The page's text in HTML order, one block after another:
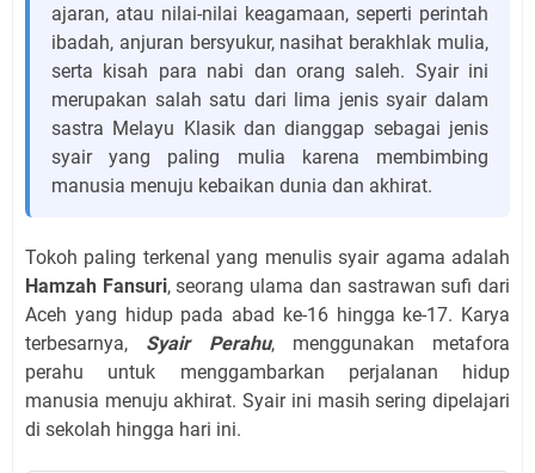
ajaran, atau nilai-nilai keagamaan, seperti perintah
ibadah, anjuran bersyukur, nasihat berakhlak mulia,
serta kisah para nabi dan orang saleh. Syair ini
merupakan salah satu dari lima jenis syair dalam
sastra Melayu Klasik dan dianggap sebagai jenis
syair yang paling mulia karena membimbing
manusia menuju kebaikan dunia dan akhirat.
Tokoh paling terkenal yang menulis syair agama adalah
Hamzah Fansuri, seorang ulama dan sastrawan sufi dari
Aceh yang hidup pada abad ke-16 hingga ke-17. Karya
terbesarnya, Syair Perahu, menggunakan metafora
perahu untuk menggambarkan perjalanan hidup
manusia menuju akhirat. Syair ini masih sering dipelajari
di sekolah hingga hari ini.